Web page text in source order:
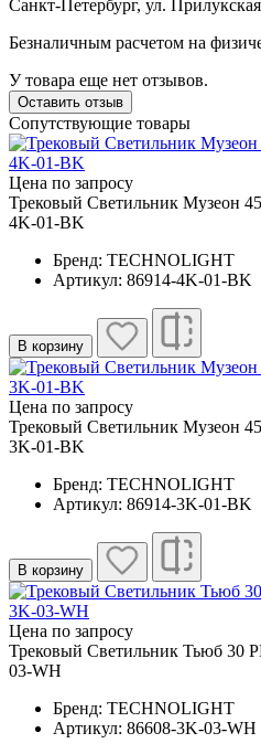
Санкт-Петербург, ул.
Безналичным расчетом на
У товара еще нет отзывов.
Оставить отзыв
Сопутствующие товары
Цена по запросу
Трековый Светильник Музеон
4K-01-BK
Бренд: TECHNOLIGHT
Артикул: 86914-4K-01-BK
В корзину
Цена по запросу
Трековый Светильник Музеон
3K-01-BK
Бренд: TECHNOLIGHT
Артикул: 86914-3K-01-BK
В корзину
Цена по запросу
Трековый Светильник Тьюб 30
03-WH
Бренд: TECHNOLIGHT
Артикул: 86608-3K-03-WH